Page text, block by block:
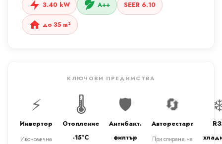
3.40 kW A++ SEER 6.10
до 35 m²
КЛЮЧОВИ ПРЕДИМСТВА
⚡
Инвертор
Икономична
🌡️
Отопление
-15°C
🛡️
Антибакт.
филтър
🔄
Авторестарт
При спиране на